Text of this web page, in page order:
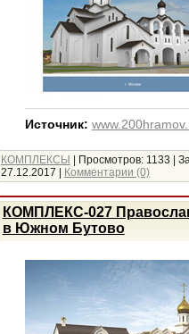
Источник:
КОМПЛЕКСЫ | Просмотров: 1133 |
27.12.2017 | Комментарии (0)
КОМПЛЕКС-027
в Южном Бутово